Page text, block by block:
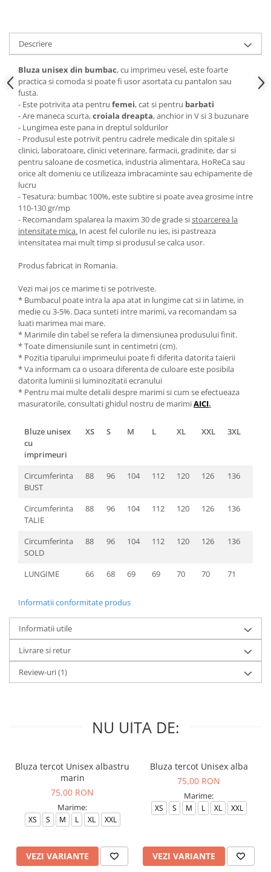
Descriere
Bluza unisex din bumbac, cu imprimeu vesel, este foarte
practica si comoda si poate fi usor asortata cu pantalon sau
fusta.
- Este potrivita ata pentru femei, cat si pentru barbati
- Are maneca scurta,croiala dreapta, anchior in V si 3 buzunare
- Lungimea este pana in dreptul soldurilor
- Produsul este potrivit pentru cadrele medicale din spitale si
clinici, laboratoare, clinici veterinare, farmacii, gradinite, dar si
pentru saloane de cosmetica, industria alimentara, HoReCa sau
orice alt domeniu ce utilizeaza imbracaminte sau echipamente de
lucru
- Tesatura: bumbac 100%, este subtire si poate avea grosime intre
110-130 gr/mp
- Recomandam spalarea la maxim 30 de grade sistoarcerea la
intensitate mica. In acest fel culorile nu ies, isi pastreaza
intensitatea mai mult timp si produsul se calca usor.
Produs fabricat in Romania.
Vezi mai jos ce marime ti se potriveste.
* Bumbacul poate intra la apa atat in lungime cat si in latime, in
medie cu 3-5%. Daca sunteti intre marimi, va recomandam sa
luati marimea mai mare.
* Marimile din tabel se refera la dimensiunea produsului finit.
* Toate dimensiunile sunt in centimetri (cm).
* Pozitia tiparului imprimeului poate fi diferita datorita taierii
* Va informam ca o usoara diferenta de culoare este posibila
datorita luminii si luminozitatii ecranului
* Pentru mai multe detalii despre marimi si cum se efectueaza
masuratorile, consultati ghidul nostru de marimiAICI.
Bluze unisex
cu
imprimeuri
XS S M L XL XXL 3XL
Circumferinta
BUST
88 96 104 112 120 126 136
Circumferinta
TALIE
88 96 104 112 120 126 136
Circumferinta
SOLD
88 96 104 112 120 126 136
LUNGIME 66 68 69 69 70 70 71
Informatii conformitate produs
Informatii utile
Livrare si retur
Review-uri(1)
NU UITA DE:
Bluza tercot Unisex albastru
marin
75,00 RON
Marime:
XS S M L XL XXL
VEZI VARIANTE
Bluza tercot Unisex alba
75,00 RON
Marime:
XS S M L XL XXL
VEZI VARIANTE